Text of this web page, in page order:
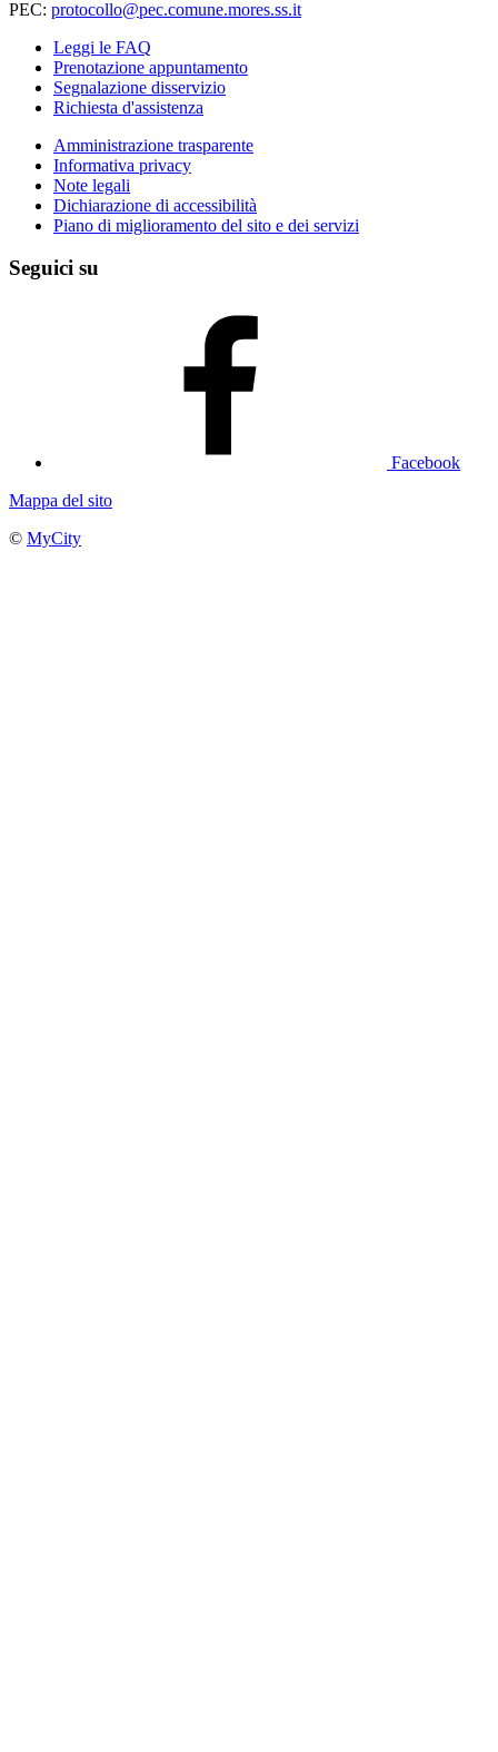
PEC: protocollo@pec.comune.mores.ss.it
Leggi le FAQ
Prenotazione appuntamento
Segnalazione disservizio
Richiesta d'assistenza
Amministrazione trasparente
Informativa privacy
Note legali
Dichiarazione di accessibilità
Piano di miglioramento del sito e dei servizi
Seguici su
Facebook
Mappa del sito
© MyCity